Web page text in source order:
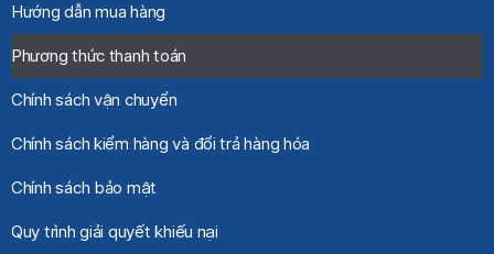
Hướng dẫn mua hàng
Phương thức thanh toán
Chính sách vận chuyển
Chính sách kiểm hàng và đổi trả hàng hóa
Chính sách bảo mật
Quy trình giải quyết khiếu nại